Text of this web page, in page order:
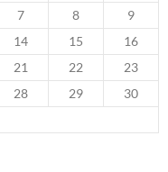
7 8
9
14 15
16
21 22
23
28 29
30